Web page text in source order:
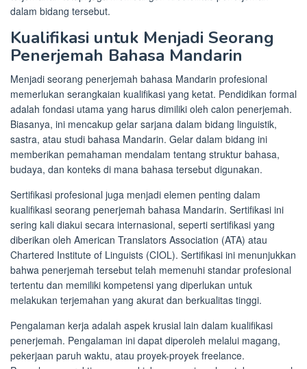
dalam bidang tersebut.
Kualifikasi untuk Menjadi Seorang
Penerjemah Bahasa Mandarin
Menjadi seorang penerjemah bahasa Mandarin profesional
memerlukan serangkaian kualifikasi yang ketat. Pendidikan formal
adalah fondasi utama yang harus dimiliki oleh calon penerjemah.
Biasanya, ini mencakup gelar sarjana dalam bidang linguistik,
sastra, atau studi bahasa Mandarin. Gelar dalam bidang ini
memberikan pemahaman mendalam tentang struktur bahasa,
budaya, dan konteks di mana bahasa tersebut digunakan.
Sertifikasi profesional juga menjadi elemen penting dalam
kualifikasi seorang penerjemah bahasa Mandarin. Sertifikasi ini
sering kali diakui secara internasional, seperti sertifikasi yang
diberikan oleh American Translators Association (ATA) atau
Chartered Institute of Linguists (CIOL). Sertifikasi ini menunjukkan
bahwa penerjemah tersebut telah memenuhi standar profesional
tertentu dan memiliki kompetensi yang diperlukan untuk
melakukan terjemahan yang akurat dan berkualitas tinggi.
Pengalaman kerja adalah aspek krusial lain dalam kualifikasi
penerjemah. Pengalaman ini dapat diperoleh melalui magang,
pekerjaan paruh waktu, atau proyek-proyek freelance.